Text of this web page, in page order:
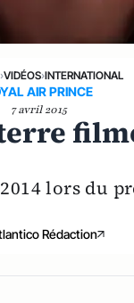
›VIDÉOS›INTERNATIONAL
AIR PRINCE
7 avril 2015
lors du
Rédaction